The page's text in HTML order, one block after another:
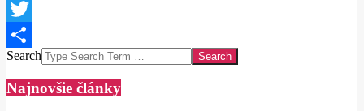
Facebook
Twitter
Share
Search
Najnovšie články